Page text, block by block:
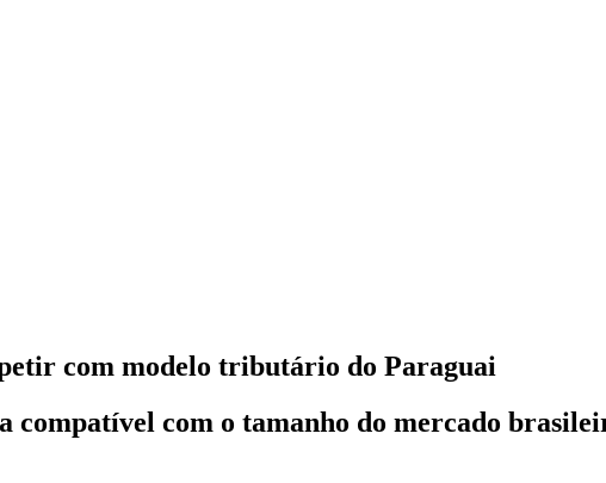
com modelo tributário do Paraguai
compatível com o tamanho do mercado